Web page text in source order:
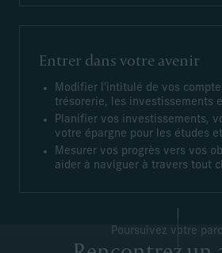
Entrer dans votre avenir
Modifier l'intitulé de vos
trésorerie, les investissements
Planifier vos investissements,
votre épargne pour les études
Mesurer vos progrès vers vos
aider à naviguer à travers tout
Poursuivez votre